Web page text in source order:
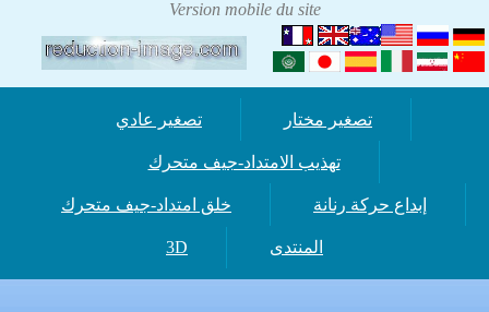
تصغير عادي تصغير مختار
تهذيب الامتداد-جيف متحرك
خلق امتداد-جيف متحرك إبداع حركة رنانة
3D المنتدى